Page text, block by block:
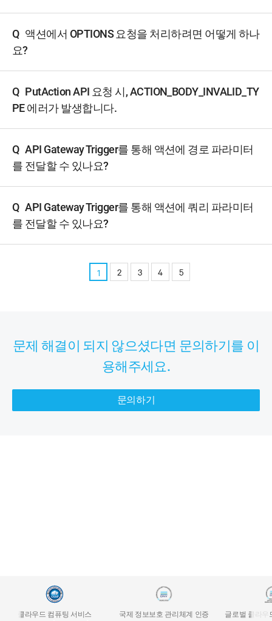
Q 액션에서 OPTIONS 요청을 처리하려면 어떻게 하나
요?
Q PutAction API 요청 시, ACTION_BODY_INVALID_TY
PE 에러가 발생합니다.
Q API Gateway Trigger를 통해 액션에 경로 파라미터
를 전달할 수 있나요?
Q API Gateway Trigger를 통해 액션에 쿼리 파라미터
를 전달할 수 있나요?
1 2 3 4 5
문제 해결이 되지 않으셨다면 문의하기를 이
용해주세요.
문의하기
클라우드 컴퓨팅 서비스
국제 정보보호 관리체계 인증
글로벌 클라우